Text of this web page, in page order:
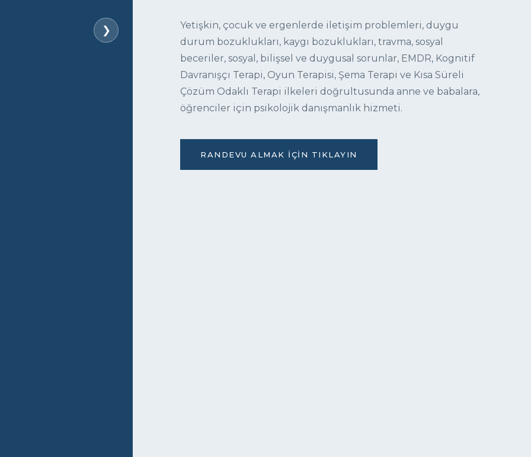
❯
Yetişkin, çocuk ve ergenlerde iletişim problemleri, duygu
durum bozuklukları, kaygı bozuklukları, travma, sosyal
beceriler, sosyal, bilişsel ve duygusal sorunlar, EMDR, Kognitif
Davranışçı Terapi, Oyun Terapisi, Şema Terapi ve Kısa Süreli
Çözüm Odaklı Terapi ilkeleri doğrultusunda anne ve babalara,
öğrenciler için psikolojik danışmanlık hizmeti.
RANDEVU ALMAK İÇIN TIKLAYIN